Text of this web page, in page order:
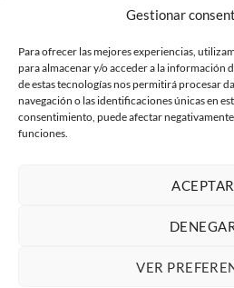
Gestionar
Para ofrecer las mejores experiencias,
para almacenar y/o acceder a la información
de estas tecnologías nos permitirá procesar
navegación o las identificaciones únicas en
consentimiento, puede afectar
funciones.
ACEPTAR
VER
INFORMACIÓ LEGAL
Avís Legal